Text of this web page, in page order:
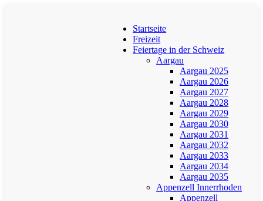
Startseite
Freizeit
Feiertage in der Schweiz
Aargau
Aargau 2025
Aargau 2026
Aargau 2027
Aargau 2028
Aargau 2029
Aargau 2030
Aargau 2031
Aargau 2032
Aargau 2033
Aargau 2034
Aargau 2035
Appenzell Innerrhoden
Appenzell